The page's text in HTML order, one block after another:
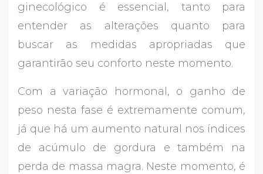
ginecológico é essencial, tanto para
entender as alterações quanto para
buscar as medidas apropriadas que
garantirão seu conforto neste momento.
Com a variação hormonal, o ganho de
peso nesta fase é extremamente comum,
já que há um aumento natural nos índices
de acúmulo de gordura e também na
perda de massa magra. Neste momento, é